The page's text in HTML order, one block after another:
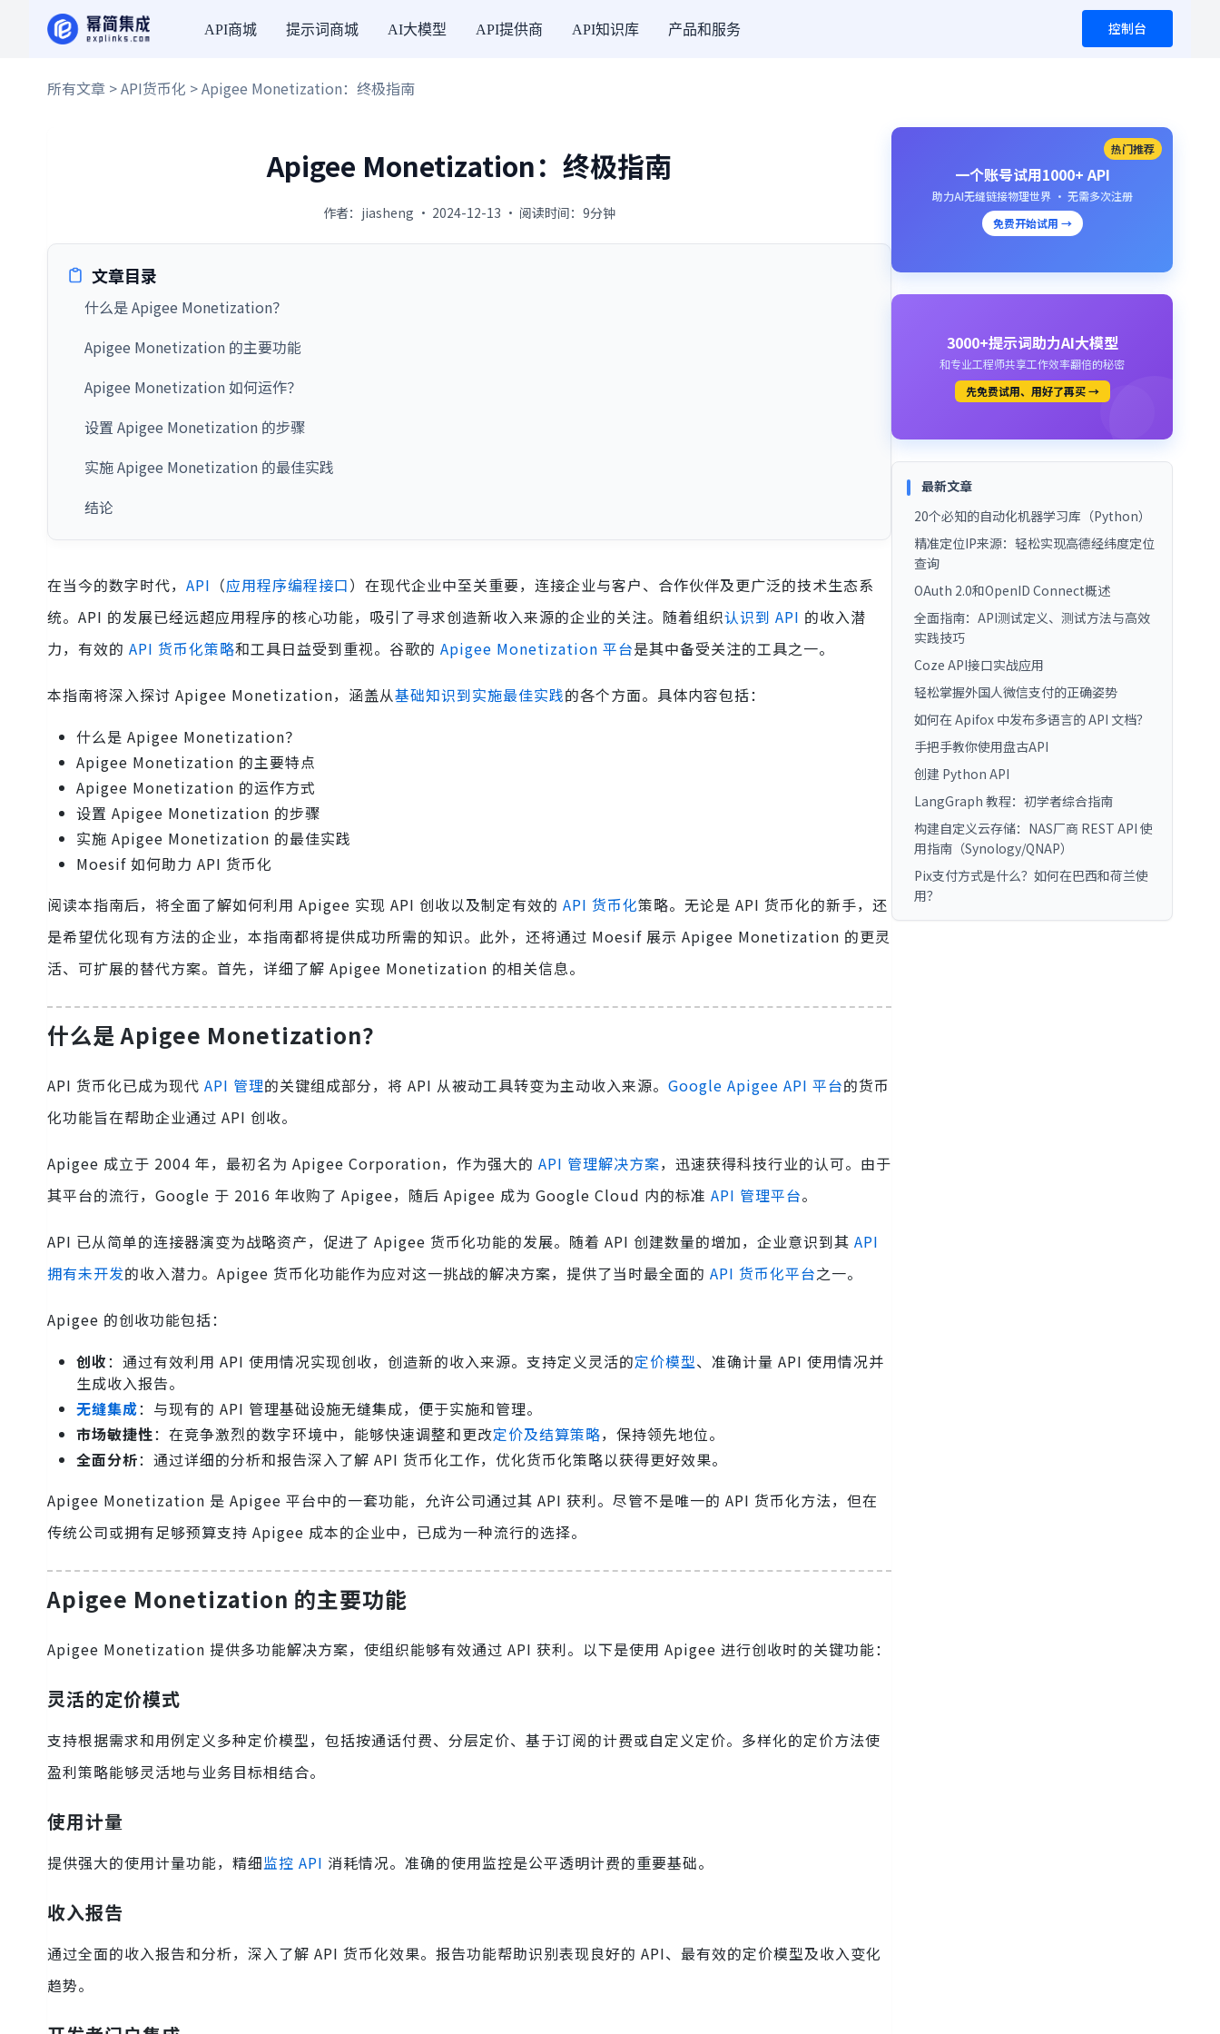
API商城 提示词商城 AI大模型 API提供商 API知识库 产品和服务 控制台
所有文章 >API货币化 > Apigee Monetization：终极指南
Apigee Monetization：终极指南
作者：jiasheng · 2024-12-13 · 阅读时间：9分钟
文章目录
什么是 Apigee Monetization？
Apigee Monetization 的主要功能
Apigee Monetization 如何运作？
设置 Apigee Monetization 的步骤
实施 Apigee Monetization 的最佳实践
结论
在当今的数字时代， API （应用程序编程接口）在现代企业中至关重要，连接企业与客户、合作伙伴及更广泛的技术生态系
统。API 的发展已经远超应用程序的核心功能，吸引了寻求创造新收入来源的企业的关注。随着组织认识到 API 的收入潜
力，有效的 API 货币化策略和工具日益受到重视。谷歌的 Apigee Monetization 平台是其中备受关注的工具之一。
本指南将深入探讨 Apigee Monetization，涵盖从基础知识到实施最佳实践的各个方面。具体内容包括：
什么是 Apigee Monetization？
Apigee Monetization 的主要特点
Apigee Monetization 的运作方式
设置 Apigee Monetization 的步骤
实施 Apigee Monetization 的最佳实践
Moesif 如何助力 API 货币化
阅读本指南后，将全面了解如何利用 Apigee 实现 API 创收以及制定有效的 API 货币化策略。无论是 API 货币化的新手，还
是希望优化现有方法的企业，本指南都将提供成功所需的知识。此外，还将通过 Moesif 展示 Apigee Monetization 的更灵
活、可扩展的替代方案。首先，详细了解 Apigee Monetization 的相关信息。
什么是 Apigee Monetization？
API 货币化已成为现代 API 管理的关键组成部分，将 API 从被动工具转变为主动收入来源。 Google Apigee API 平台的货币
化功能旨在帮助企业通过 API 创收。
Apigee 成立于 2004 年，最初名为 Apigee Corporation，作为强大的 API 管理解决方案，迅速获得科技行业的认可。由于
其平台的流行，Google 于 2016 年收购了 Apigee，随后 Apigee 成为 Google Cloud 内的标准 API 管理平台。
API 已从简单的连接器演变为战略资产，促进了 Apigee 货币化功能的发展。随着 API 创建数量的增加，企业意识到其 API
拥有未开发的收入潜力。Apigee 货币化功能作为应对这一挑战的解决方案，提供了当时最全面的 API 货币化平台之一。
Apigee 的创收功能包括：
创收：通过有效利用 API 使用情况实现创收，创造新的收入来源。支持定义灵活的定价模型、准确计量 API 使用情况并
生成收入报告。
无缝集成：与现有的 API 管理基础设施无缝集成，便于实施和管理。
市场敏捷性：在竞争激烈的数字环境中，能够快速调整和更改定价及结算策略，保持领先地位。
全面分析：通过详细的分析和报告深入了解 API 货币化工作，优化货币化策略以获得更好效果。
Apigee Monetization 是 Apigee 平台中的一套功能，允许公司通过其 API 获利。尽管不是唯一的 API 货币化方法，但在
传统公司或拥有足够预算支持 Apigee 成本的企业中，已成为一种流行的选择。
Apigee Monetization 的主要功能
Apigee Monetization 提供多功能解决方案，使组织能够有效通过 API 获利。以下是使用 Apigee 进行创收时的关键功能：
灵活的定价模式
支持根据需求和用例定义多种定价模型，包括按通话付费、分层定价、基于订阅的计费或自定义定价。多样化的定价方法使
盈利策略能够灵活地与业务目标相结合。
使用计量
提供强大的使用计量功能，精细监控 API 消耗情况。准确的使用监控是公平透明计费的重要基础。
收入报告
通过全面的收入报告和分析，深入了解 API 货币化效果。报告功能帮助识别表现良好的 API、最有效的定价模型及收入变化
趋势。
热门推荐
一个账号试用1000+ API
助力AI无缝链接物理世界 · 无需多次注册
免费开始试用 →
3000+提示词助力AI大模型
和专业工程师共享工作效率翻倍的秘密
先免费试用、用好了再买 →
最新文章
20个必知的自动化机器学习库（Python）
精准定位IP来源：轻松实现高德经纬度定位
查询
OAuth 2.0和OpenID Connect概述
全面指南：API测试定义、测试方法与高效
实践技巧
Coze API接口实战应用
轻松掌握外国人微信支付的正确姿势
如何在 Apifox 中发布多语言的 API 文档？
手把手教你使用盘古API
创建 Python API
LangGraph 教程：初学者综合指南
构建自定义云存储：NAS厂商 REST API 使
用指南（Synology/QNAP）
Pix支付方式是什么？如何在巴西和荷兰使
用？